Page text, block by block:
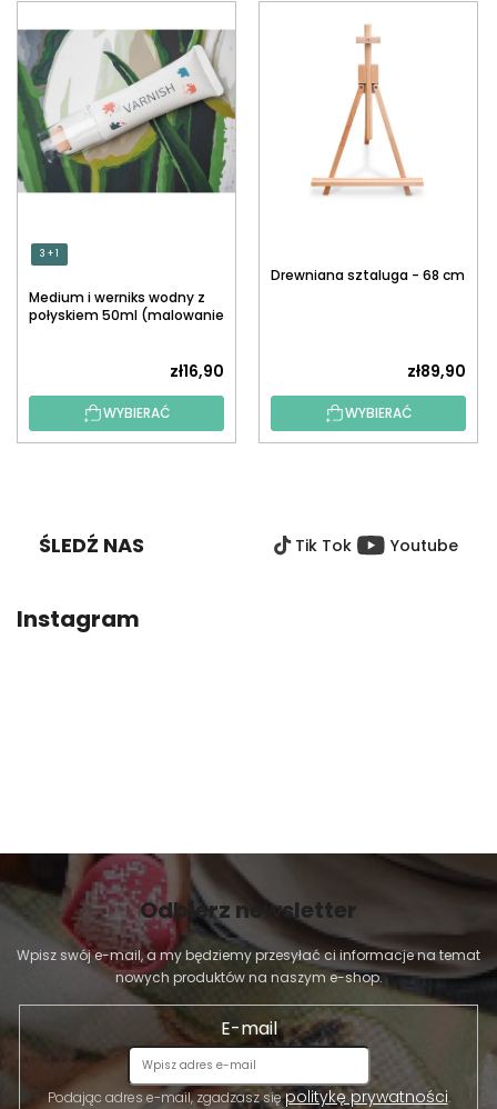
3 + 1
Medium i werniks wodny z
połyskiem 50ml (malowanie
zł16,90
WYBIERAĆ
Drewniana sztaluga - 68 cm
zł89,90
WYBIERAĆ
ŚLEDŹ NAS Tik Tok Youtube
Instagram
Odbierz newsletter
Wpisz swój e-mail, a my będziemy przesyłać ci informacje na temat
nowych produktów na naszym e-shop.
E-mail
Podając adres e-mail, zgadzasz siępolitykę prywatności.